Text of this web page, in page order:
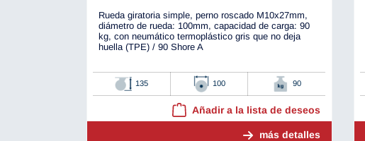
Rueda giratoria simple, perno roscado M10x27mm,
diámetro de rueda: 100mm, capacidad de carga: 90
kg, con neumático termoplástico gris que no deja
huella (TPE) / 90 Shore A
135 100 90
Añadir a la lista de deseos
más detalles